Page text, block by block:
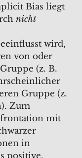
Bias liegt
nicht
wird,
von oder
(z. B.
Gruppe (z.
Zum
mit
in
positive.